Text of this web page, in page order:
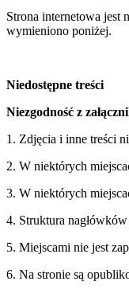
Strona internetowa jest
wymieniono poniżej.
Niedostępne treści
Niezgodność z
1. Zdjęcia i inne treści
2. W niektórych
3. W niektórych
4. Struktura
5. Miejscami nie jest
6. Na stronie są